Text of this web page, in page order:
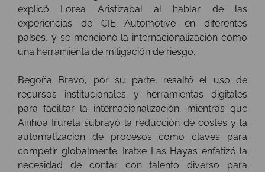
explicó Lorea Aristizabal al hablar de las
experiencias de CIE Automotive en diferentes
países, y se mencionó la internacionalización como
una herramienta de mitigación de riesgo.
Begoña Bravo, por su parte, resaltó el uso de
recursos institucionales y herramientas digitales
para facilitar la internacionalización, mientras que
Ainhoa Irureta subrayó la reducción de costes y la
automatización de procesos como claves para
competir globalmente. Iratxe Las Hayas enfatizó la
necesidad de contar con talento diverso para